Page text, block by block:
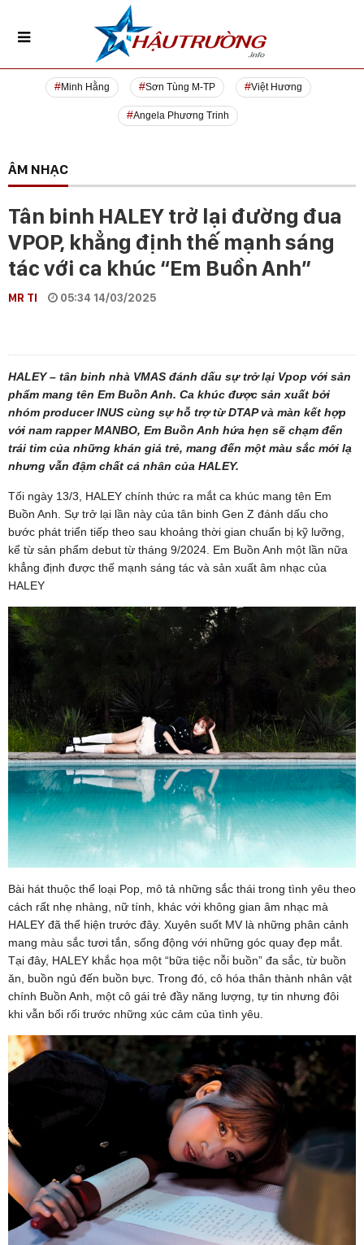
Minh Hằng Sơn Tùng M-TP Việt Hương
Angela Phương Trinh
ÂM NHẠC
Tân binh HALEY trở lại đường đua
VPOP, khẳng định thế mạnh sáng
tác với ca khúc “Em Buồn Anh”
MR TI 05:34 14/03/2025
HALEY – tân binh nhà VMAS đánh dấu sự trở lại Vpop với sản
phẩm mang tên Em Buồn Anh. Ca khúc được sản xuất bởi
nhóm producer INUS cùng sự hỗ trợ từ DTAP và màn kết hợp
với nam rapper MANBO, Em Buồn Anh hứa hẹn sẽ chạm đến
trái tim của những khán giả trẻ, mang đến một màu sắc mới lạ
nhưng vẫn đậm chất cá nhân của HALEY.
Tối ngày 13/3, HALEY chính thức ra mắt ca khúc mang tên Em
Buồn Anh. Sự trở lại lần này của tân binh Gen Z đánh dấu cho
bước phát triển tiếp theo sau khoảng thời gian chuẩn bị kỹ lưỡng,
kể từ sản phẩm debut từ tháng 9/2024. Em Buồn Anh một lần nữa
khẳng định được thế mạnh sáng tác và sản xuất âm nhạc của
HALEY
Bài hát thuộc thể loại Pop, mô tả những sắc thái trong tình yêu theo
cách rất nhẹ nhàng, nữ tính, khác với không gian âm nhạc mà
HALEY đã thể hiện trước đây. Xuyên suốt MV là những phân cảnh
mang màu sắc tươi tắn, sống động với những góc quay đẹp mắt.
Tại đây, HALEY khắc họa một “bữa tiệc nỗi buồn” đa sắc, từ buồn
ăn, buồn ngủ đến buồn bực. Trong đó, cô hóa thân thành nhân vật
chính Buồn Anh, một cô gái trẻ đầy năng lượng, tự tin nhưng đôi
khi vẫn bối rối trước những xúc cảm của tình yêu.